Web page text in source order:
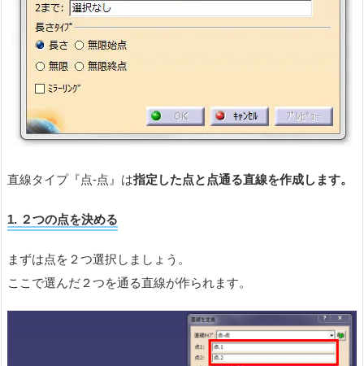
直線タイプ『点-点』は指定した点と点通る直線を作成します。
1. ２つの点を決める
まずは点を２つ選択しましょう。
ここで選んだ２つを通る直線が作られます。